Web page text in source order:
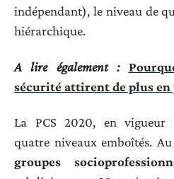
indépendant), le niveau de
hiérarchique.
A lire également :
sécurité attirent de plus en
La PCS 2020, en vigueur
quatre niveaux emboîtés.
groupes